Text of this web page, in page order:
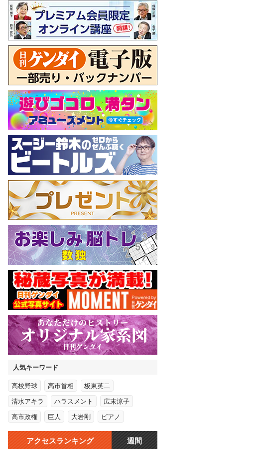
人気キーワード
高校野球 高市首相 板東英二
清水アキラ ハラスメント 広末涼子
高市政権 巨人 大岩剛 ピアノ
アクセスランキング 週間